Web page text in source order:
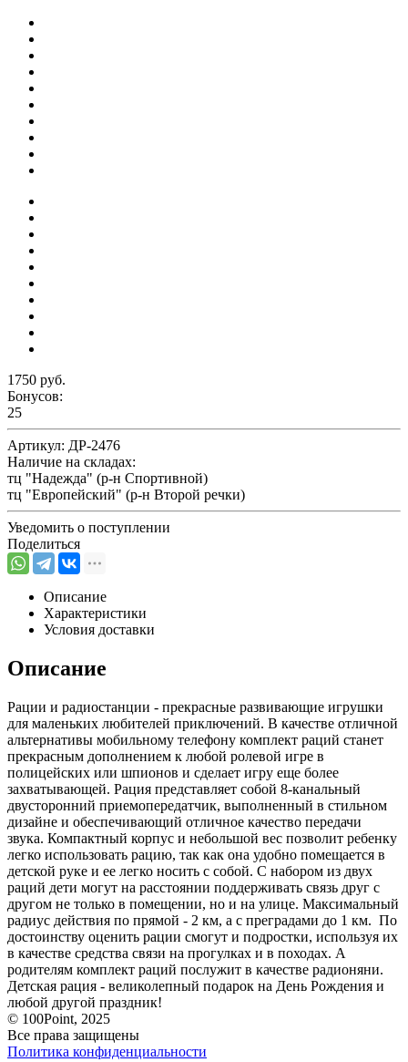
1750 руб.
Бонусов:
25
Артикул: ДР-2476
Наличие на складах:
тц "Надежда" (р-н Спортивной)
тц "Европейский" (р-н Второй речки)
Уведомить о поступлении
Поделиться
Описание
Характеристики
Условия доставки
Описание
Рации и радиостанции - прекрасные развивающие игрушки
для маленьких любителей приключений. В качестве отличной
альтернативы мобильному телефону комплект раций станет
прекрасным дополнением к любой ролевой игре в
полицейских или шпионов и сделает игру еще более
захватывающей. Рация представляет собой 8-канальный
двусторонний приемопередатчик, выполненный в стильном
дизайне и обеспечивающий отличное качество передачи
звука. Компактный корпус и небольшой вес позволит ребенку
легко использовать рацию, так как она удобно помещается в
детской руке и ее легко носить с собой. С набором из двух
раций дети могут на расстоянии поддерживать связь друг с
другом не только в помещении, но и на улице. Максимальный
радиус действия по прямой - 2 км, а с преградами до 1 км. По
достоинству оценить рации смогут и подростки, используя их
в качестве средства связи на прогулках и в походах. А
родителям комплект раций послужит в качестве радионяни.
Детская рация - великолепный подарок на День Рождения и
любой другой праздник!
© 100Point, 2025
Все права защищены
Политика конфиденциальности